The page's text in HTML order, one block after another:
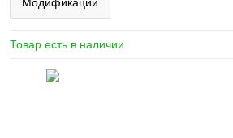
Товар есть в наличии